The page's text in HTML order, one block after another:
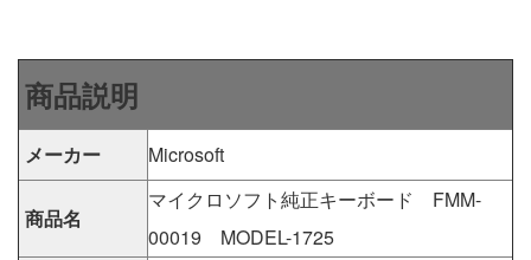
商品説明
メーカー Microsoft
商品名
マイクロソフト純正キーボード FMM-
00019 MODEL-1725